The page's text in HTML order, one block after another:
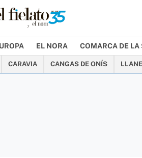
EL NORA COMARCA DE LA
CARAVIA CANGAS DE ONÍS